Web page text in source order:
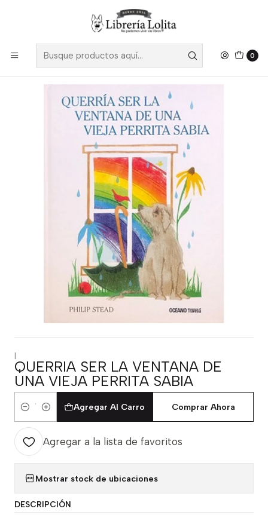
0
Despacho a todo Chile
|
QUERRIA SER LA VENTANA DE
UNA VIEJA PERRITA SABIA
Cantidad
Agregar Al Carro Comprar Ahora
Agregar a la lista de favoritos
Mostrar stock de ubicaciones
DESCRIPCIÓN